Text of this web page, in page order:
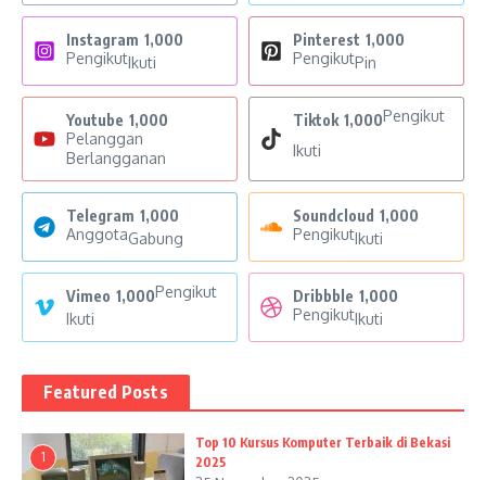
Instagram 1,000
PengikutIkuti
Pinterest 1,000
PengikutPin
Youtube 1,000
Pelanggan
Berlangganan
Tiktok 1,000Pengikut
Ikuti
Telegram 1,000
AnggotaGabung
Soundcloud 1,000
PengikutIkuti
Vimeo 1,000Pengikut
Ikuti
Dribbble 1,000
PengikutIkuti
Featured Posts
1
Top 10 Kursus Komputer Terbaik di Bekasi
2025